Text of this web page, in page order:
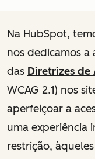
Na HubSpot,
nos dedicamos
das Diretrizes de
WCAG 2.1) nos
aperfeiçoar a
uma experiência
restrição,